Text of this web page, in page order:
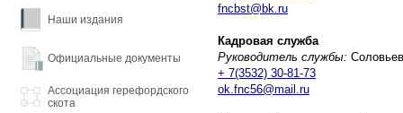
Наши издания
Официальные документы
Ассоциация герефордского
скота
fncbst@bk.ru
Кадровая служба
Руководитель службы:
+ 7(3532) 30-81-73
ok.fnc56@mail.ru